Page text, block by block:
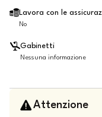
Lavora con le
No
Gabinetti
Nessuna informazione
Attenzione